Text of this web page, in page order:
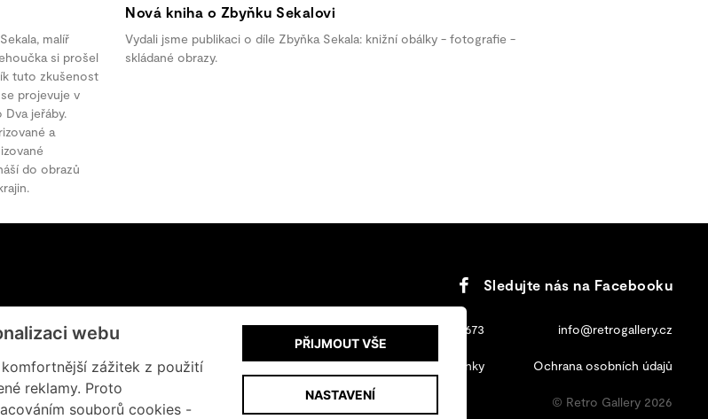
malíř
si prošel
tuto zkušenost
projevuje v
jeřáby.
a
do obrazů
Nová kniha o Zbyňku Sekalovi
Vydali jsme publikaci o díle Zbyňka Sekala: knižní obálky - fotografie -
skládané obrazy.
Sledujte nás na Facebooku
+420 602 200 928 +420 702 131 673 info@retrogallery.cz
Informace o cookies Obchodní podmínky Ochrana osobních údajů
© Retro Gallery 2026
webu
zážitek z použití
reklamy. Proto
souborů cookies -
PŘIJMOUT VŠE
NASTAVENÍ